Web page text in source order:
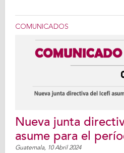
COMUNICADOS
Nueva junta
asume para el
Guatemala, 10 Abril 2024